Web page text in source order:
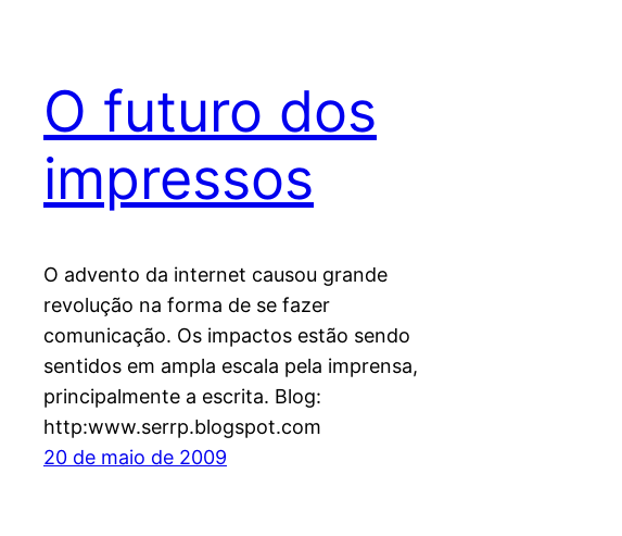
O futuro dos
impressos
O advento da internet causou grande
revolução na forma de se fazer
comunicação. Os impactos estão sendo
sentidos em ampla escala pela imprensa,
principalmente a escrita. Blog:
http:www.serrp.blogspot.com
20 de maio de 2009